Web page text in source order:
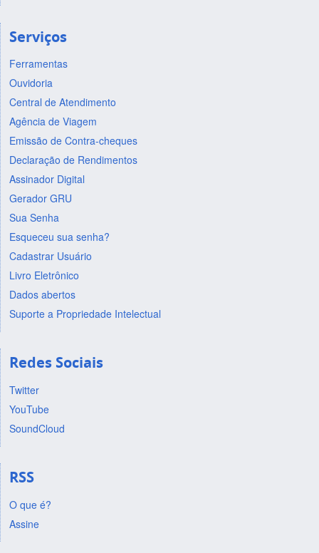
Serviços
Ferramentas
Ouvidoria
Central de Atendimento
Agência de Viagem
Emissão de Contra-cheques
Declaração de Rendimentos
Assinador Digital
Gerador GRU
Sua Senha
Esqueceu sua senha?
Cadastrar Usuário
Livro Eletrônico
Dados abertos
Suporte a Propriedade Intelectual
Redes Sociais
Twitter
YouTube
SoundCloud
RSS
O que é?
Assine